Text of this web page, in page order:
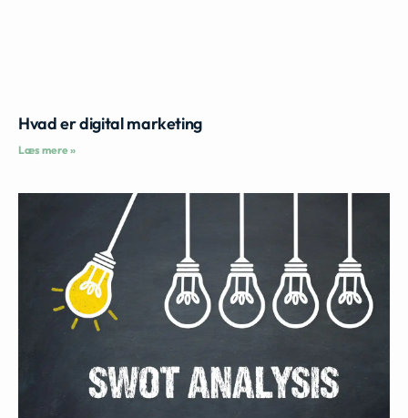
Hvad er digital marketing
Læs mere »